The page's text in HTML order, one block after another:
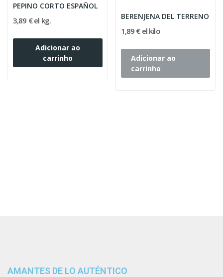
PEPINO CORTO ESPAÑOL
3,89 € el kg.
Adicionar ao
carrinho
BERENJENA DEL TERRENO
1,89 € el kilo
Adicionar ao
carrinho
AMANTES DE LO AUTÉNTICO